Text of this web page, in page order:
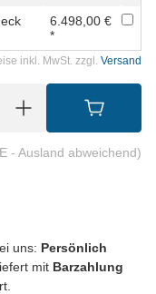
6.498,00 €
*
inkl. MwSt. zzgl. Versand
- Ausland abweichend)
uns: Persönlich
mit Barzahlung